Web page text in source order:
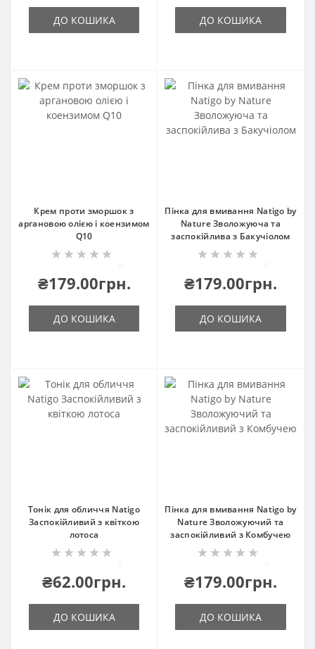
ДО КОШИКА ДО КОШИКА
Крем проти зморшок з
аргановою олією і коензимом
Q10
₴179.00грн.
ДО КОШИКА
Пінка для вмивання Natigo by
Nature Зволожуюча та
заспокійлива з Бакучіолом
₴179.00грн.
ДО КОШИКА
Тонік для обличчя Natigo
Заспокійливий з квіткою
лотоса
₴62.00грн.
ДО КОШИКА
Пінка для вмивання Natigo by
Nature Зволожуючий та
заспокійливий з Комбучею
₴179.00грн.
ДО КОШИКА